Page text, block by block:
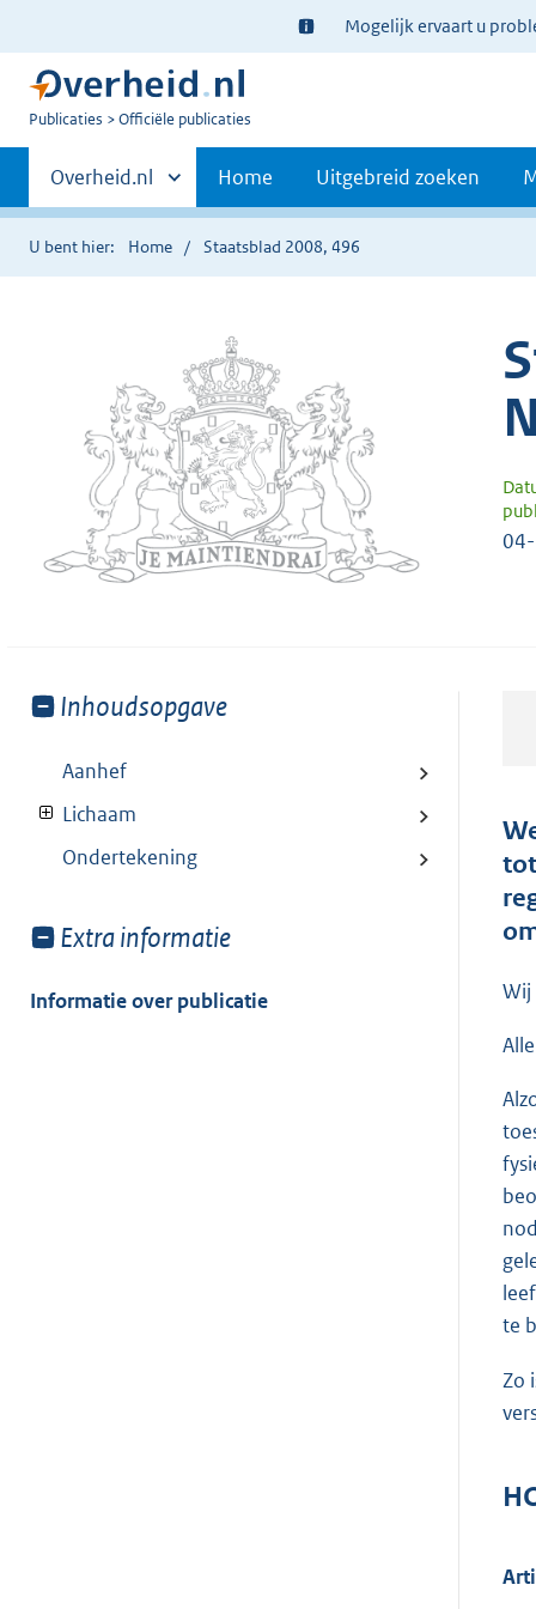
Ter
informatie:
Mogelijk ervaart u
U
Publicaties Officiële publicaties
Primaire
navigatie
Andere
sites
binnen
Overheid.nl Home Uitgebreid zoeken
U bent hier: Home Staatsblad 2008, 496
Toon
van:
Inhoudsopgave
Aanhef
Lichaam
Ondertekening
Toon
van:
Extra informatie
Informatie over publicatie Wij
te
Zo